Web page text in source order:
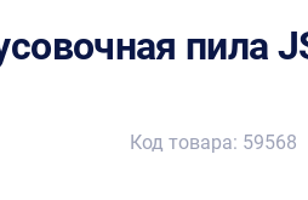
пила
Код товара: 59568